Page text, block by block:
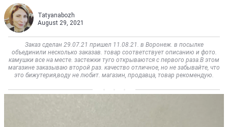
Tatyanabozh
August 29, 2021
Заказ сделан 29.07.21 пришел 11.08.21. в Воронеж. в посылке
объединили несколько заказав. товар соответствует описанию и фото.
камушки все на месте. застежки туго открываются с первого раза.В этом
магазине заказываю второй раз. качество отличное, но не забывайте, что
это бижутерия,воду не любит. магазин, продавца, товар рекомендую.